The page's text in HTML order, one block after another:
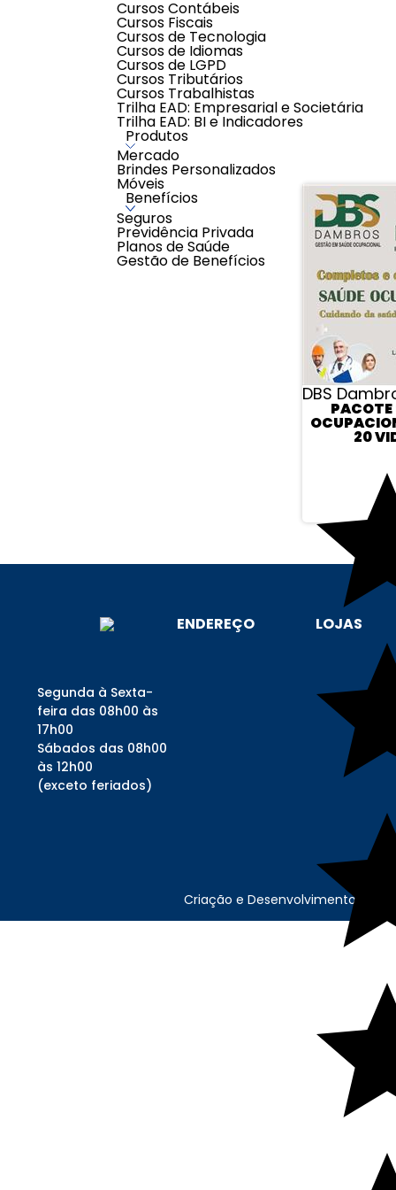
Cursos Contábeis
Cursos Fiscais
Cursos de Tecnologia
Cursos de Idiomas
Cursos de LGPD
Cursos Tributários
Cursos Trabalhistas
Trilha EAD: Empresarial e Societária
Trilha EAD: BI e Indicadores
Produtos
Mercado
Brindes Personalizados
Móveis
Benefícios
Seguros
Previdência Privada
Planos de Saúde
Gestão de Benefícios
É hora de fazer seu primeiro aporte e preparar
Dessa forma, você vai trazer o futuro tão sonhado
AVALIAÇÕES
0,0
0 classificações de clientes
DBS
PACOTE
20
Segunda à Sexta-
feira das 08h00 às
17h00
Sábados das 08h00
às 12h00
(exceto feriados)
ENDEREÇO LOJAS
Criação e Desenvolvimento